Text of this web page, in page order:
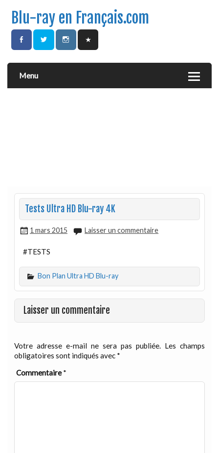
Blu-ray en Français.com
Menu
Tests Ultra HD Blu-ray 4K
1 mars 2015 Laisser un commentaire
#TESTS
Bon Plan Ultra HD Blu-ray
Laisser un commentaire
Votre adresse e-mail ne sera pas publiée. Les champs
obligatoires sont indiqués avec *
Commentaire*